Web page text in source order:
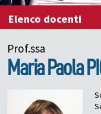
Elenco docenti
Prof.ssa
Maria Paola